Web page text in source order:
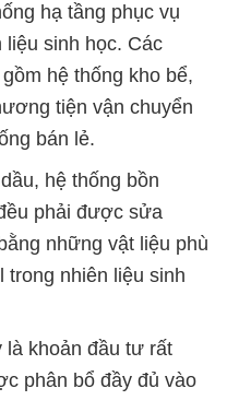
hạ tầng phục vụ
liệu sinh học. Các
hệ thống kho bể,
tiện vận chuyển
bán lẻ.
hệ thống bồn
phải được sửa
những vật liệu phù
trong nhiên liệu sinh
là khoản đầu tư rất
phân bổ đầy đủ vào